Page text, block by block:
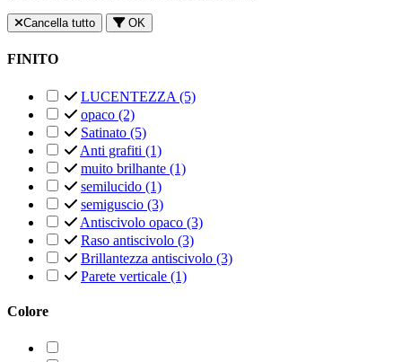
Cancella tutto OK
FINITO
LUCENTEZZA (5)
opaco (2)
Satinato (5)
Anti grafiti (1)
muito brilhante (1)
semilucido (1)
semiguscio (3)
Antiscivolo opaco (3)
Raso antiscivolo (3)
Brillantezza antiscivolo (3)
Parete verticale (1)
Colore